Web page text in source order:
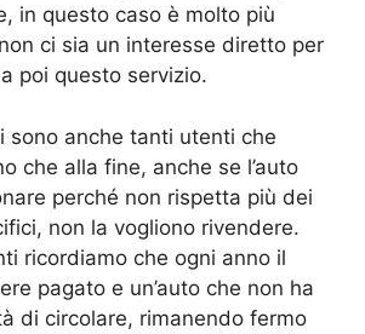
in questo caso è molto più
ci sia un interesse diretto per
poi questo servizio.
sono anche tanti utenti che
che alla fine, anche se l’auto
perché non rispetta più dei
non la vogliono rivendere.
ricordiamo che ogni anno il
pagato e un’auto che non ha
di circolare, rimanendo fermo